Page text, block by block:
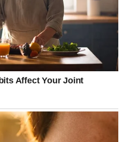
konačno ulazi u njihov
snažne emocije.
moglo bi prerasti u nešto